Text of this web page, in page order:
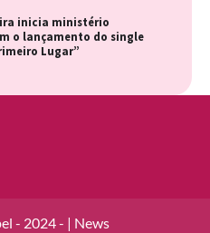
inicia ministério
o lançamento do single
Lugar”
- 2024 - | News